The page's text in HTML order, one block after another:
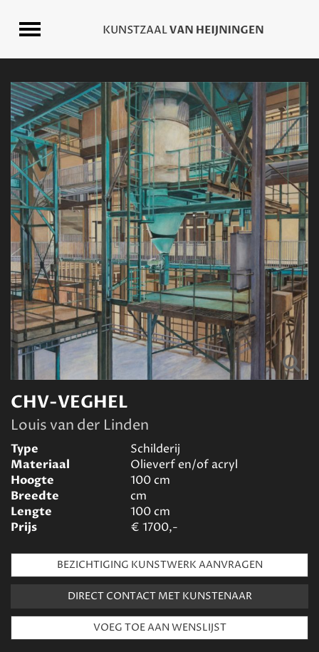
CHV-VEGHEL
Louis van der Linden
Type
Schilderij
Materiaal
Olieverf en/of acryl
Hoogte
100cm
Breedte
cm
Lengte
100cm
Prijs
€ 1700,-
BEZICHTIGING KUNSTWERK AANVRAGEN
DIRECT CONTACT MET KUNSTENAAR